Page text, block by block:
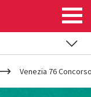
Venezia 76